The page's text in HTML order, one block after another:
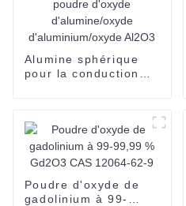
Alumine sphérique
pour la conduction
d'alumine/oxyde
d'aluminium/oxyde
Al2O3
Poudre d'oxyde de
gadolinium à 99-